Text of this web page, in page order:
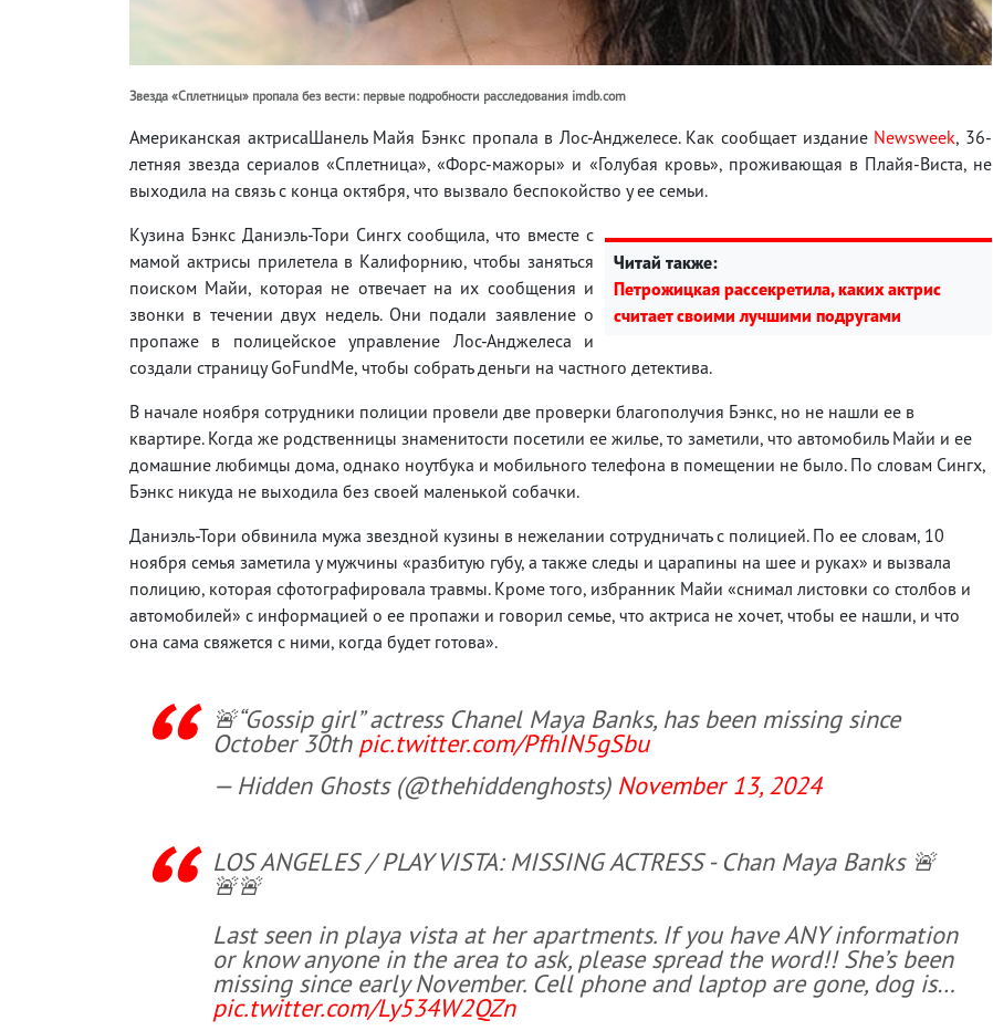
Звезда «Сплетницы» пропала без вести: первые подробности расследования imdb.com
Американская актрисаШанель Майя Бэнкс пропала в Лос-Анджелесе. Как сообщает издание Newsweek, 36-
летняя звезда сериалов «Сплетница», «Форс-мажоры» и «Голубая кровь», проживающая в Плайя-Виста, не
выходила на связь с конца октября, что вызвало беспокойство у ее семьи.
Читай также:
Петрожицкая рассекретила, каких актрис
считает своими лучшими подругами
Кузина Бэнкс Даниэль-Тори Сингх сообщила, что вместе с
мамой актрисы прилетела в Калифорнию, чтобы заняться
поиском Майи, которая не отвечает на их сообщения и
звонки в течении двух недель. Они подали заявление о
пропаже в полицейское управление Лос-Анджелеса и
создали страницу GoFundMe, чтобы собрать деньги на частного детектива.
В начале ноября сотрудники полиции провели две проверки благополучия Бэнкс, но не нашли ее в
квартире. Когда же родственницы знаменитости посетили ее жилье, то заметили, что автомобиль Майи и ее
домашние любимцы дома, однако ноутбука и мобильного телефона в помещении не было. По словам Сингх,
Бэнкс никуда не выходила без своей маленькой собачки.
Даниэль-Тори обвинила мужа звездной кузины в нежелании сотрудничать с полицией. По ее словам, 10
ноября семья заметила у мужчины «разбитую губу, а также следы и царапины на шее и руках» и вызвала
полицию, которая сфотографировала травмы. Кроме того, избранник Майи «снимал листовки со столбов и
автомобилей» с информацией о ее пропажи и говорил семье, что актриса не хочет, чтобы ее нашли, и что
она сама свяжется с ними, когда будет готова».
🚨“Gossip girl” actress Chanel Maya Banks, has been missing since
October 30th pic.twitter.com/PfhIN5gSbu
— Hidden Ghosts (@thehiddenghosts) November 13, 2024
LOS ANGELES / PLAY VISTA: MISSING ACTRESS - Chan Maya Banks 🚨
🚨🚨
Last seen in playa vista at her apartments. If you have ANY information
or know anyone in the area to ask, please spread the word!! She’s been
missing since early November. Cell phone and laptop are gone, dog is…
pic.twitter.com/Ly534W2QZn